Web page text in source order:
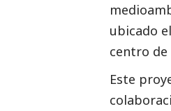
ubicado
centro de
Este